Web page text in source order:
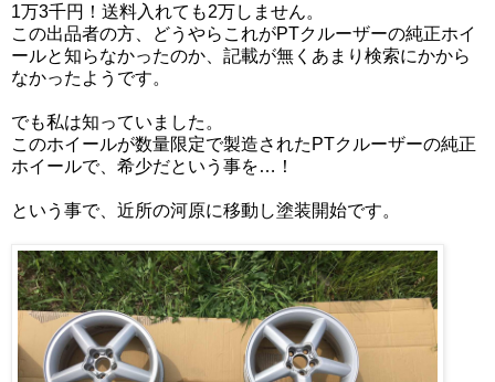
1万3千円！送料入れても2万しません。
この出品者の方、どうやらこれがPTクルーザーの純正ホイ
ールと知らなかったのか、記載が無くあまり検索にかから
なかったようです。
でも私は知っていました。
このホイールが数量限定で製造されたPTクルーザーの純正
ホイールで、希少だという事を…！
という事で、近所の河原に移動し塗装開始です。